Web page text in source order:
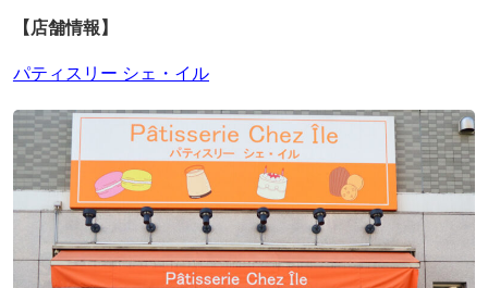
【店舗情報】
パティスリー シェ・イル